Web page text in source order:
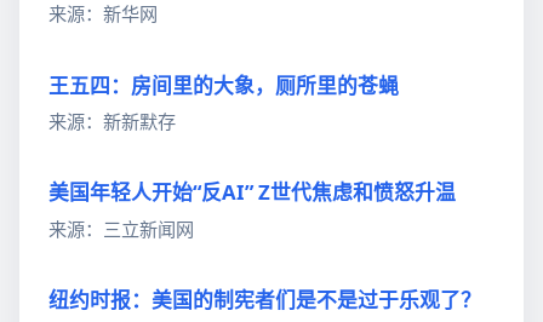
来源：新华网
王五四：房间里的大象，厕所里的苍蝇
来源：新新默存
美国年轻人开始“反AI” Z世代焦虑和愤怒升温
来源：三立新闻网
纽约时报：美国的制宪者们是不是过于乐观了？